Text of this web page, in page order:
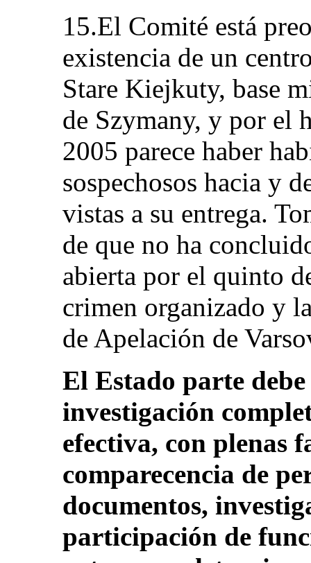
15.El Comité está
existencia de un
Stare Kiejkuty, base
de Szymany, y por el
2005 parece haber
sospechosos hacia y
vistas a su entrega.
de que no ha
abierta por el quinto
crimen organizado y
de Apelación de
El Estado parte
investigación
efectiva, con plenas
comparecencia de
documentos,
participación de